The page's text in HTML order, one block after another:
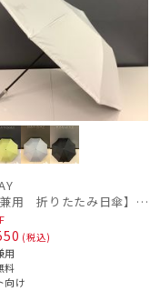
【晴雨兼用 折りたたみ日傘】ハンウェイ（ＨＡＮＷＡＹ）Liner ribbon（ライナー・リボン)
(税込)
用
料
向け